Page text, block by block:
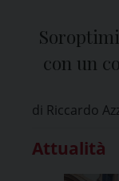
con un
di Riccardo
Attualità